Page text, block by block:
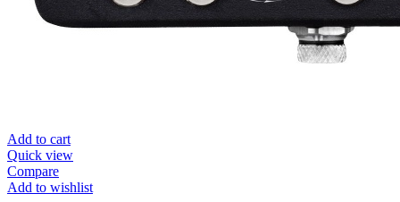
Add to cart
Quick view
Compare
Add to wishlist